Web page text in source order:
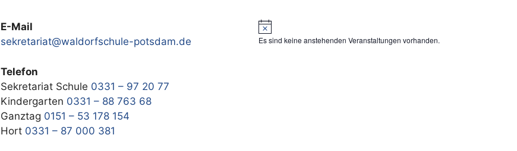
E-Mail
sekretariat@waldorfschule-potsdam.de
Telefon
Sekretariat Schule 0331 – 97 20 77
Kindergarten 0331 – 88 763 68
Ganztag 0151 – 53 178 154
Hort 0331 – 87 000 381
n
Es sind keine anstehenden Veranstaltungen vorhanden.